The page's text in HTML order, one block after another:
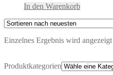
In den Warenkorb
Einzelnes Ergebnis wird angezeigt
Produktkategorien